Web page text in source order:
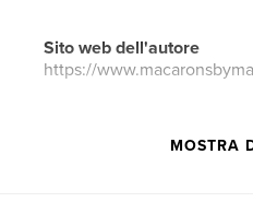
Sito web dell'autore
https://
Funzionalità eMOSTRA